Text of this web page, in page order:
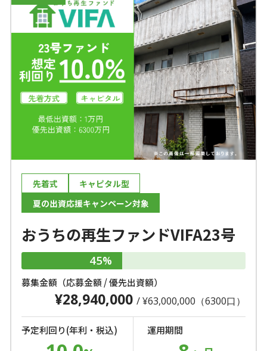
先着式
キャピタル型
夏の出資応援キャンペーン対象
おうちの再生ファンドVIFA23号
45%
募集金額（応募金額 / 優先出資額）
¥28,940,000 / ¥63,000,000（6300口）
予定利回り(年利・税込) 運用期間